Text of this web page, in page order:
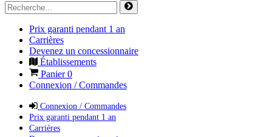
Prix garanti pendant 1 an
Carrières
Devenez un concessionnaire
Établissements
Panier0
Connexion / Commandes
Connexion / Commandes
Prix garanti pendant 1 an
Carrières